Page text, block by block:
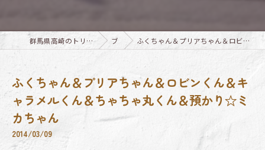
群馬県高崎のトリミングならTrimming Salon E-basho ブログ ふくちゃん＆プリアちゃん＆ロビンくん＆キャラメルくん＆ちゃちゃ丸くん＆預かり☆ミカちゃん
ふくちゃん＆プリアちゃん＆ロビンくん＆キ
ャラメルくん＆ちゃちゃ丸くん＆預かり☆ミ
カちゃん
2014/03/09